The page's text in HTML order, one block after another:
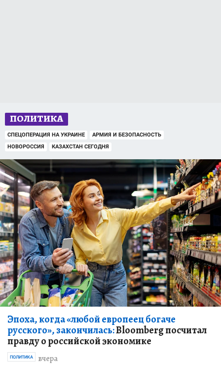
ПОЛИТИКА
СПЕЦОПЕРАЦИЯ НА УКРАИНЕ
АРМИЯ И БЕЗОПАСНОСТЬ
НОВОРОССИЯ
КАЗАХСТАН СЕГОДНЯ
Эпоха, когда «любой европеец богаче
русского», закончилась:Bloomberg посчитал
правду о российской экономике
вчера
ПОЛИТИКА